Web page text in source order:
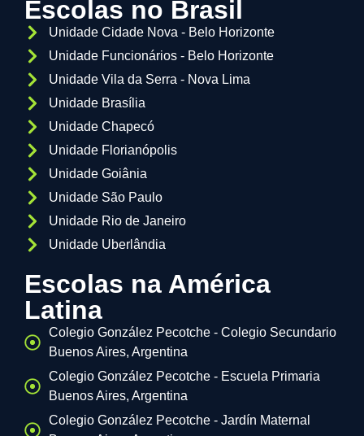
Escolas no Brasil
Unidade Cidade Nova - Belo Horizonte
Unidade Funcionários - Belo Horizonte
Unidade Vila da Serra - Nova Lima
Unidade Brasília
Unidade Chapecó
Unidade Florianópolis
Unidade Goiânia
Unidade São Paulo
Unidade Rio de Janeiro
Unidade Uberlândia
Escolas na América
Latina
Colegio González Pecotche - Colegio Secundario
Buenos Aires, Argentina
Colegio González Pecotche - Escuela Primaria
Buenos Aires, Argentina
Colegio González Pecotche - Jardín Maternal